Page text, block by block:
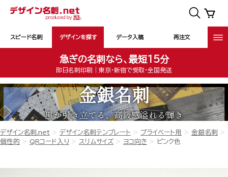
スピード名刺 デザインを探す データ入稿 再注文
急ぎの名刺なら、最短15分
即日名刺印刷｜東京・新宿で受取・全国発送
金銀名刺
黒が引き立てる、高級感溢れる輝き
デザイン名刺.net デザイン名刺テンプレート プライベート用
金銀名刺
個性的
QRコード入り スリムサイズ ヨコ向き ピンク色